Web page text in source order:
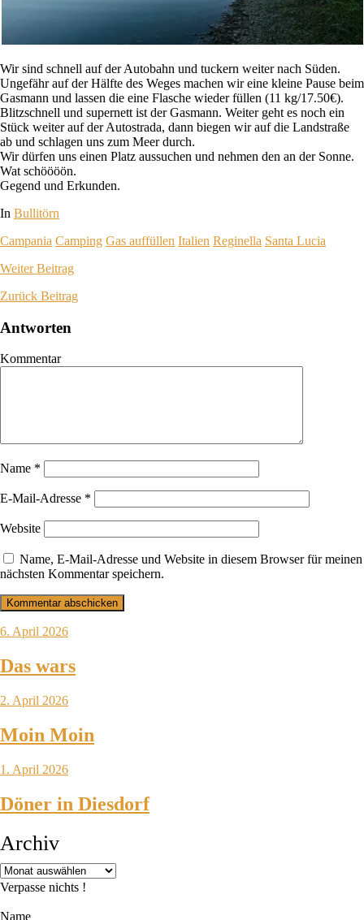
Wir sind schnell auf der Autobahn und tuckern weiter nach Süden.
Ungefähr auf der Hälfte des Weges machen wir eine kleine Pause beim
Gasmann und lassen die eine Flasche wieder füllen (11 kg/17.50€).
Blitzschnell und supernett ist der Gasmann. Weiter geht es noch ein
Stück weiter auf der Autostrada, dann biegen wir auf die Landstraße
ab und schlagen uns zum Meer durch.
Wir dürfen uns einen Platz aussuchen und nehmen den an der Sonne.
Wat schöööön.
Gegend und Erkunden.
In Bullitörn
Campania Camping Gas auffüllen Italien Reginella Santa Lucia
WeiterBeitrag
Zurück Beitrag
Antworten
Kommentar
Name *
E-Mail-Adresse *
Website
Name, E-Mail-Adresse und Website in diesem Browser für meinen
nächsten Kommentar speichern.
6. April 2026
Das wars
2. April 2026
Moin Moin
1. April 2026
Döner in Diesdorf
Archiv
Verpasse nichts !
Name